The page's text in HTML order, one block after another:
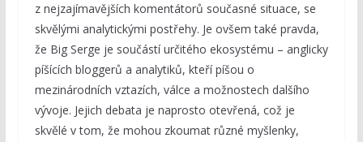
z nejzajímavějších komentátorů současné situace, se
skvělými analytickými postřehy. Je ovšem také pravda,
že Big Serge je součástí určitého ekosystému – anglicky
píšících bloggerů a analytiků, kteří píšou o
mezinárodních vztazích, válce a možnostech dalšího
vývoje. Jejich debata je naprosto otevřená, což je
skvělé v tom, že mohou zkoumat různé myšlenky,